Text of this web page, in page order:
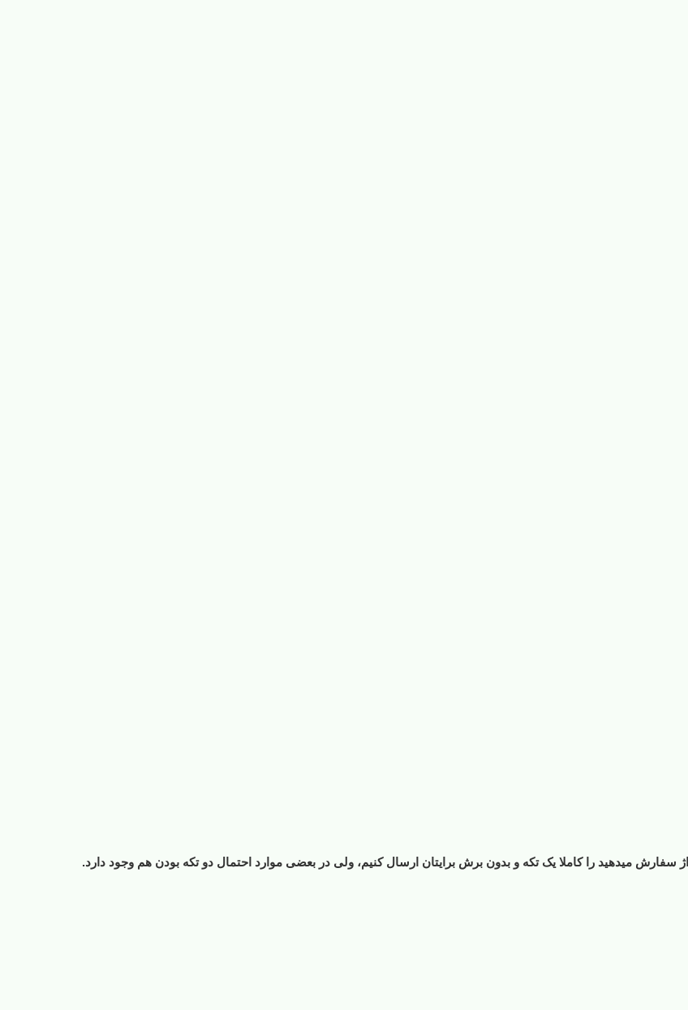
میدهید را کاملا یک تکه و بدون برش برایتان ارسال کنیم، ولی در بعضی موارد احتمال دو تکه بودن هم وجود دارد.